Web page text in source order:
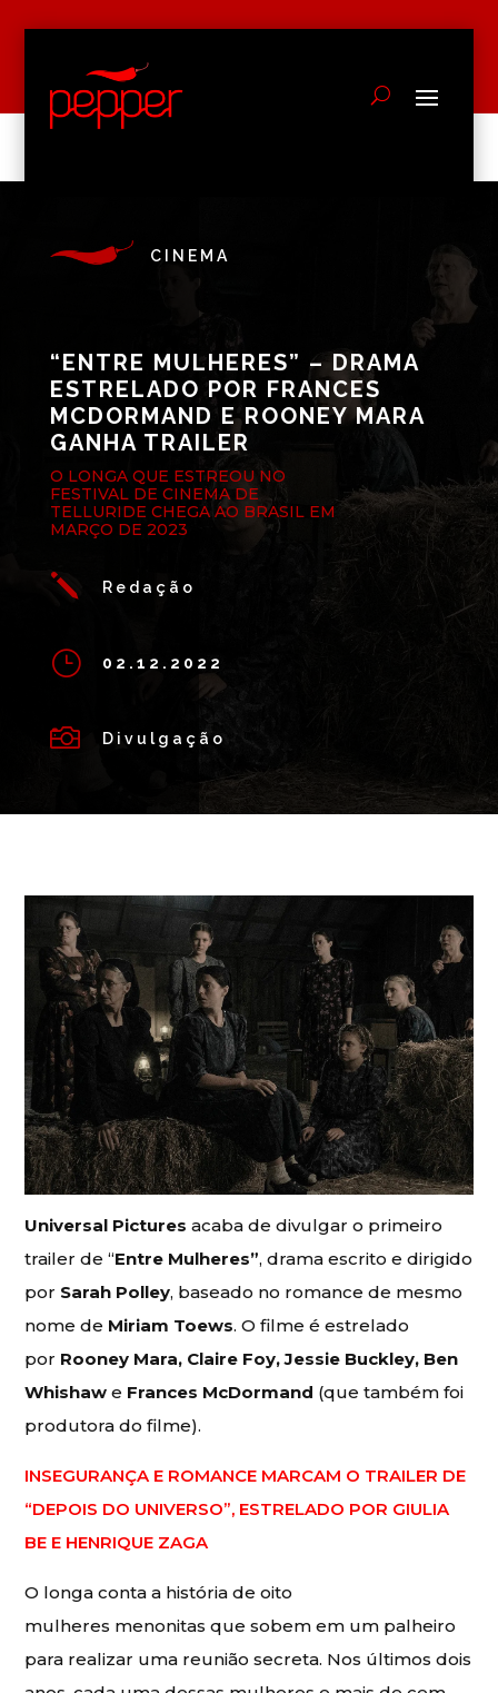
CINEMA
“ENTRE MULHERES” – DRAMA
ESTRELADO POR FRANCES
MCDORMAND E ROONEY MARA
GANHA TRAILER
O LONGA QUE ESTREOU NO
FESTIVAL DE CINEMA DE
TELLURIDE CHEGA AO BRASIL EM
MARÇO DE 2023
j Redação
} 02.12.2022
 Divulgação
Universal Pictures acaba de divulgar o primeiro
trailer de “Entre Mulheres”, drama escrito e dirigido
por Sarah Polley, baseado no romance de mesmo
nome de Miriam Toews. O filme é estrelado
por Rooney Mara, Claire Foy, Jessie Buckley, Ben
Whishaw e Frances McDormand (que também foi
produtora do filme).
INSEGURANÇA E ROMANCE MARCAM O TRAILER DE
“DEPOIS DO UNIVERSO”, ESTRELADO POR GIULIA
BE E HENRIQUE ZAGA
O longa conta a história de oito
mulheres menonitas que sobem em um palheiro
para realizar uma reunião secreta. Nos últimos dois